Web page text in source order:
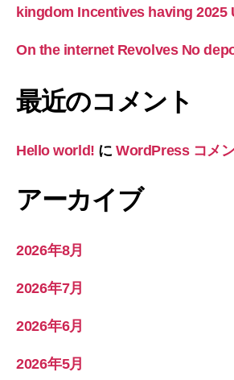
kingdom Incentives having 2025
On the internet Revolves No
最近のコメント
Hello world! にWordPress コメ
アーカイブ
2026年8月
2026年7月
2026年6月
2026年5月